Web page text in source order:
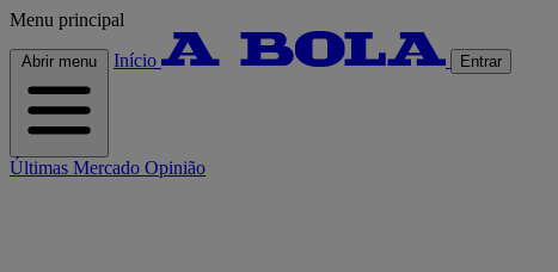
Menu principal
Abrir menu Início Entrar
Últimas Mercado Opinião